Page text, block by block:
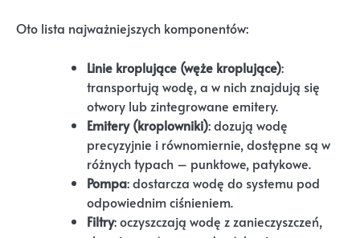
Oto lista najważniejszych komponentów:
Linie kroplujące (węże kroplujące):
transportują wodę, a w nich znajdują się
otwory lub zintegrowane emitery.
Emitery (kroplowniki): dozują wodę
precyzyjnie i równomiernie, dostępne są w
różnych typach – punktowe, patykowe.
Pompa: dostarcza wodę do systemu pod
odpowiednim ciśnieniem.
Filtry: oczyszczają wodę z zanieczyszczeń,